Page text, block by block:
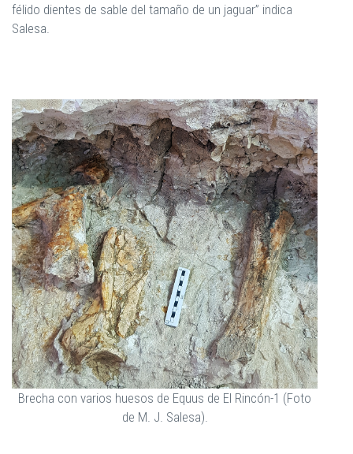
félido dientes de sable del tamaño de un jaguar” indica
Salesa.
Brecha con varios huesos de Equus de El Rincón-1 (Foto
de M. J. Salesa).